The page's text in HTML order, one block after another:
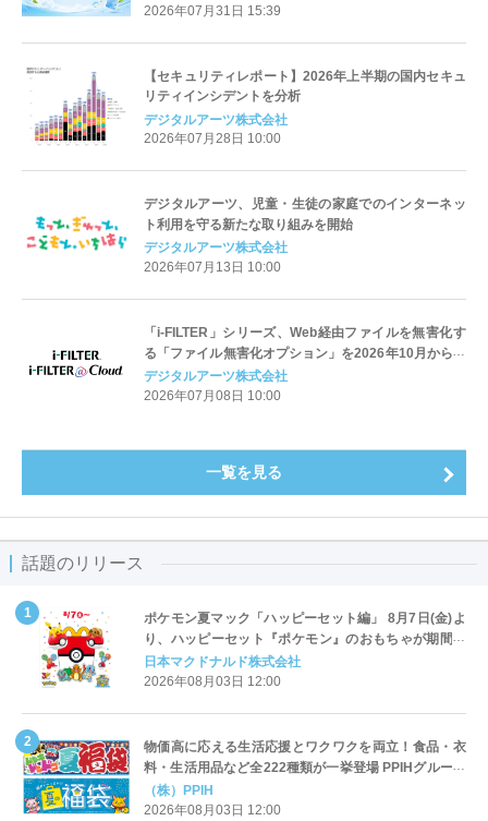
2026年07月31日 15:39
【セキュリティレポート】2026年上半期の国内セキュ
リティインシデントを分析
デジタルアーツ株式会社
2026年07月28日 10:00
デジタルアーツ、児童・生徒の家庭でのインターネッ
ト利用を守る新たな取り組みを開始
デジタルアーツ株式会社
2026年07月13日 10:00
「i-FILTER」シリーズ、Web経由ファイルを無害化す
る「ファイル無害化オプション」を2026年10月から提
供開始
デジタルアーツ株式会社
2026年07月08日 10:00
一覧を見る
話題のリリース
ポケモン夏マック「ハッピーセット編」 8月7日(金)よ
り、ハッピーセット『ポケモン』のおもちゃが期間限
定登場
日本マクドナルド株式会社
2026年08月03日 12:00
物価高に応える生活応援とワクワクを両立！食品・衣
料・生活用品など全222種類が一挙登場 PPIHグループ
「夏福袋」＆セール 8月6日(木)より順次スタート
（株）PPIH
2026年08月03日 12:00